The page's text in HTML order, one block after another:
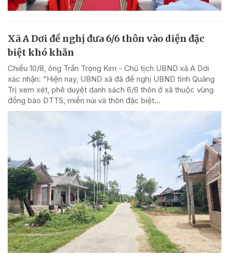
Xã A Dơi đề nghị đưa 6/6 thôn vào diện đặc
biệt khó khăn
Chiều 10/8, ông Trần Trọng Kim - Chủ tịch UBND xã A Dơi
xác nhận: “Hiện nay, UBND xã đã đề nghị UBND tỉnh Quảng
Trị xem xét, phê duyệt danh sách 6/6 thôn ở xã thuộc vùng
đồng bào DTTS, miền núi và thôn đặc biệt...